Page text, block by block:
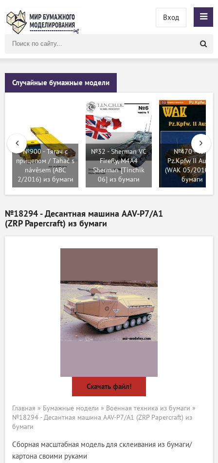
сайту
Вход
Случайные бумажные модели
№900 - Тягач с
прицепом / Tahač s
návěsem (ABC
2/2016) из бумаги
№32 - Sherman VC
Firefly, M4A4
Sherman [Tinchik
06] из бумаги
№470 - Танк
Pz.Kpfw II Ausf.D
(WAK 05/2010)
бумаги
№18294 - Десантная машина AAV-P7/A1
(ZRP Papercraft) из бумаги
Скачать файл!
Главная » Бумажные модели » Военная техника из бумаги »
№18294 - Десантная машина AAV-P7/A1 (ZRP Papercraft) из
бумаги
Сборная масштабная модель для склеивания из бумаги/
картона своими руками